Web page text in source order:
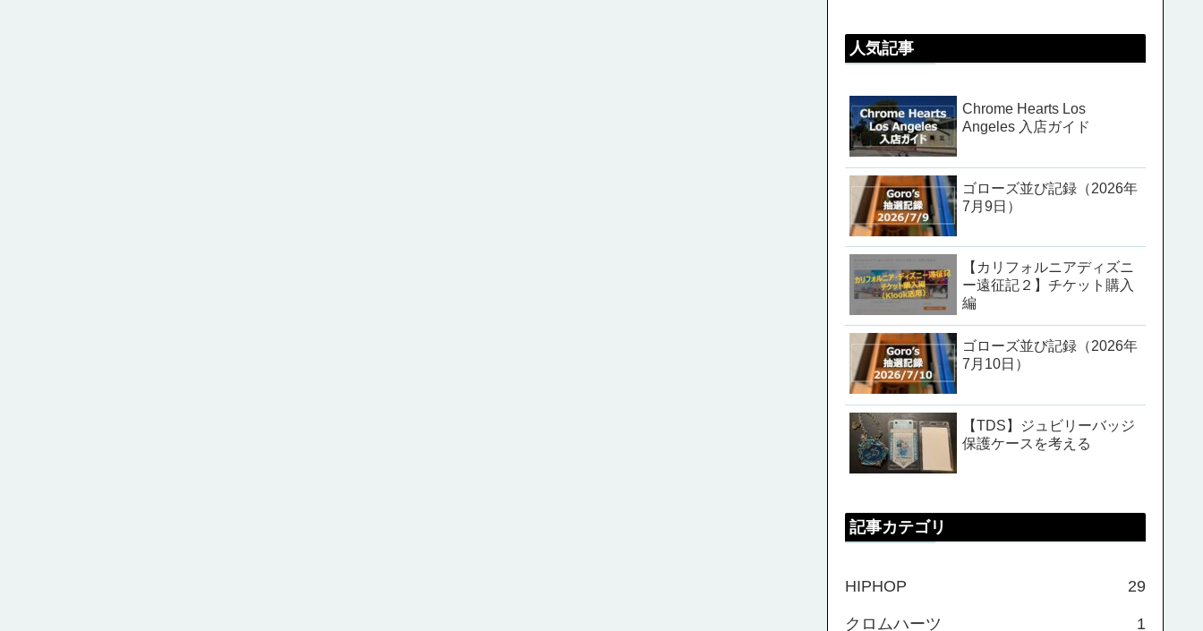
人気記事
Chrome Hearts Los
Angeles 入店ガイド
ゴローズ並び記録（2026年
7月9日）
【カリフォルニアディズニ
ー遠征記２】チケット購入
編
ゴローズ並び記録（2026年
7月10日）
【TDS】ジュビリーバッジ
保護ケースを考える
記事カテゴリ
HIPHOP 29
クロムハーツ 1